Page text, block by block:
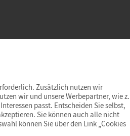
wir versandkostenfrei
Zusätzlich nutzen wir
wir und unsere Werbepartner, wie z.
passt. Entscheiden Sie selbst,
Sie können auch alle nicht
können Sie über den Link „Cookies